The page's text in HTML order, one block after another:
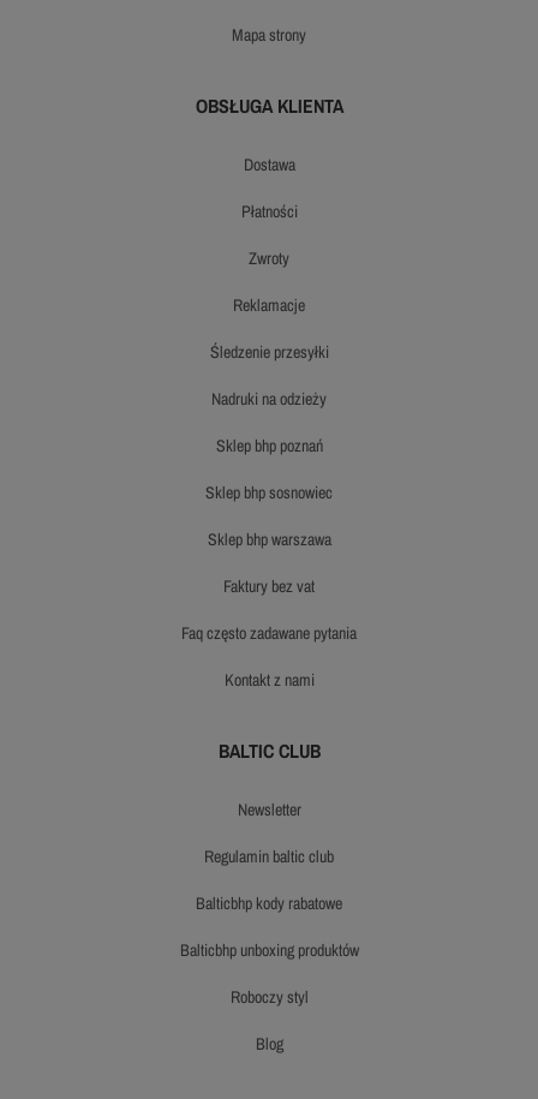
mapa strony
OBSŁUGA KLIENTA
dostawa
płatności
zwroty
reklamacje
śledzenie przesyłki
nadruki na odzieży
sklep bhp poznań
sklep bhp sosnowiec
sklep bhp warszawa
faktury bez vat
faq często zadawane pytania
kontakt z nami
BALTIC CLUB
newsletter
regulamin baltic club
balticbhp kody rabatowe
balticbhp unboxing produktów
roboczy styl
blog